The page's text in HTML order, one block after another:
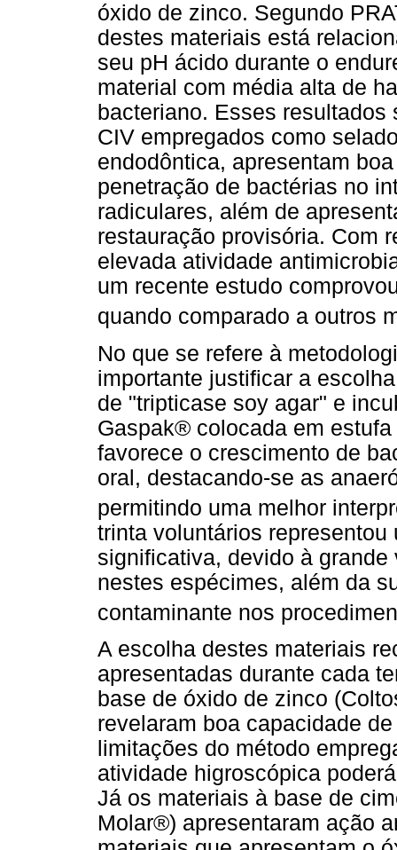
óxido de zinco. Segundo
destes materiais está
seu pH ácido durante o
material com média alta de
bacteriano. Esses
CIV empregados como
endodôntica, apresentam
penetração de bactérias no
radiculares, além de
restauração provisória. Com
elevada atividade
um recente estudo
quando comparado a outros
No que se refere à
importante justificar a
de "tripticase soy agar" e
Gaspak® colocada em
favorece o crescimento de
oral, destacando-se as
permitindo uma melhor
trinta voluntários
significativa, devido à
nestes espécimes, além da
contaminante nos
A escolha destes materiais
apresentadas durante cada
base de óxido de zinco
revelaram boa capacidade
limitações do método
atividade higroscópica
Já os materiais à base de
Molar®) apresentaram ação